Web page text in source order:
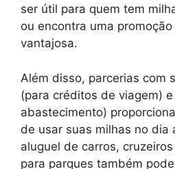
ser útil para quem tem
ou encontra uma
vantajosa.
Além disso, parcerias com
(para créditos de viagem)
abastecimento)
de usar suas milhas no dia
aluguel de carros,
para parques também